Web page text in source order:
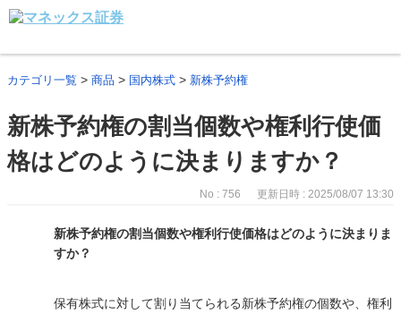
カテゴリ一覧 > 商品 > 国内株式 > 新株予約権
新株予約権の割当個数や権利行使価
格はどのように決まりますか？
No : 756 更新日時 : 2025/08/07 13:30
新株予約権の割当個数や権利行使価格はどのように決まりま
すか？
保有株式に対して割り当てられる新株予約権の個数や、権利